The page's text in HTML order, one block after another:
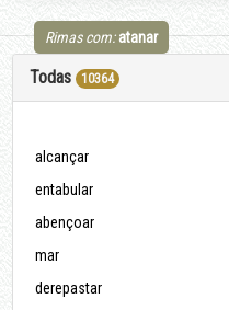
Rimas com: atanar
Todas 10364
alcançar
entabular
abençoar
mar
derepastar